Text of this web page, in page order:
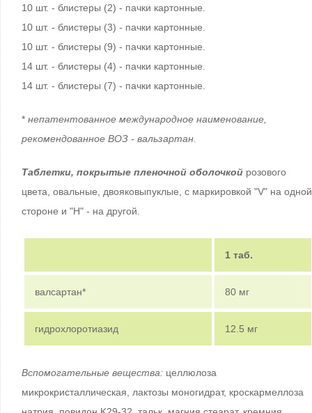
10 шт. - блистеры (2) - пачки картонные.
10 шт. - блистеры (3) - пачки картонные.
10 шт. - блистеры (9) - пачки картонные.
14 шт. - блистеры (4) - пачки картонные.
14 шт. - блистеры (7) - пачки картонные.
* непатентованное международное наименование,
рекомендованное ВОЗ - вальзартан.
Таблетки, покрытые пленочной оболочкой розового
цвета, овальные, двояковыпуклые, с маркировкой "V" на одной
стороне и "H" - на другой.
1 таб.
валсартан* 80 мг
гидрохлоротиазид 12.5 мг
Вспомогательные вещества: целлюлоза
микрокристаллическая, лактозы моногидрат, кроскармеллоза